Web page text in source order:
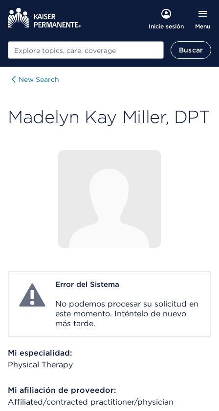
Inicie sesión Menu
Buscar Buscar
New Search
Madelyn Kay Miller, DPT
System ErrorError del Sistema
No podemos procesar su solicitud en
este momento. Inténtelo de nuevo
más tarde.
Mi especialidad:
Physical Therapy
Mi afiliación de proveedor:
Affiliated/contracted practitioner/physician